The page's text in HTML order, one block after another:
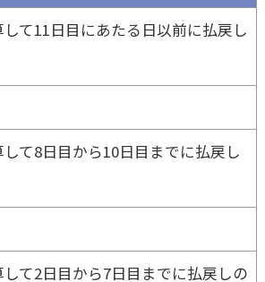
て11日目にあたる日以前に払戻し
て8日目から10日目までに払戻し
て2日目から7日目までに払戻しの